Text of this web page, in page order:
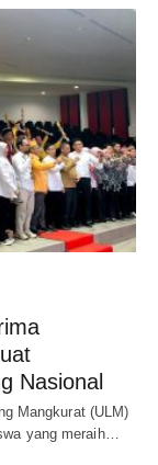
Nasional
Mangkurat (ULM)
yang meraih…